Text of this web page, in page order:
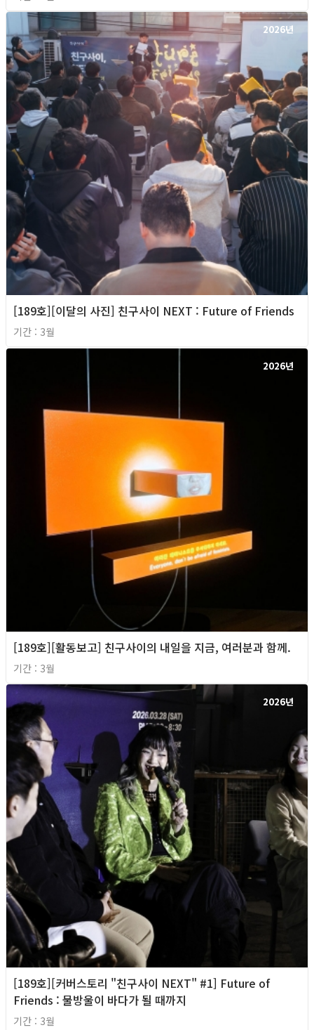
2026년
[189호][이달의 사진] 친구사이 NEXT : Future of Friends
기간 : 3월
2026년
[189호][활동보고] 친구사이의 내일을 지금, 여러분과 함께.
기간 : 3월
2026년
[189호][커버스토리 "친구사이 NEXT" #1] Future of
Friends : 물방울이 바다가 될 때까지
기간 : 3월